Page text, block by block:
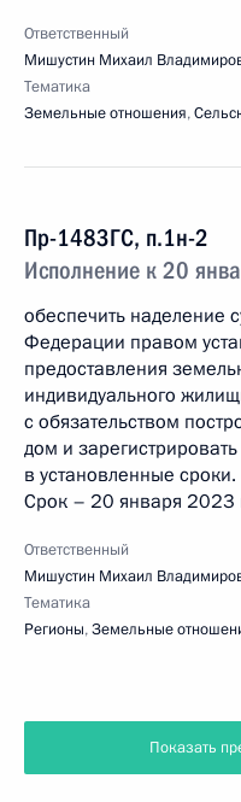
Ответственный
Мишустин Михаил
Тематика
Земельные отношения,
Пр-1483ГС, п.1н-2
Исполнение к 20
обеспечить наделение
Федерации правом
предоставления
индивидуального
с обязательством
дом и
в установленные сроки.
Срок – 20 января 2023
Ответственный
Мишустин Михаил
Тематика
Регионы,Земельные
Показать